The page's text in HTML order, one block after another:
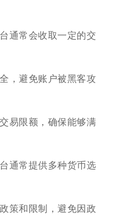
通常会收取一定的交
，避免账户被黑客攻
易限额，确保能够满
通常提供多种货币选
策和限制，避免因政